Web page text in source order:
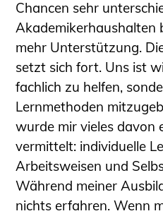
Chancen sehr
Akademikerhaushalten
mehr Unterstützung.
setzt sich fort. Uns ist
fachlich zu helfen,
Lernmethoden
wurde mir vieles davon
vermittelt: individuelle
Arbeitsweisen und
Während meiner
nichts erfahren. Wenn